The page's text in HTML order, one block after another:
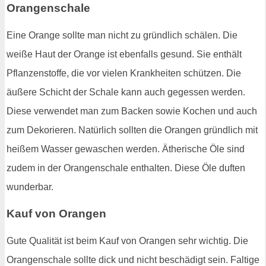
Orangenschale
Eine Orange sollte man nicht zu gründlich schälen. Die
weiße Haut der Orange ist ebenfalls gesund. Sie enthält
Pflanzenstoffe, die vor vielen Krankheiten schützen. Die
äußere Schicht der Schale kann auch gegessen werden.
Diese verwendet man zum Backen sowie Kochen und auch
zum Dekorieren. Natürlich sollten die Orangen gründlich mit
heißem Wasser gewaschen werden. Ätherische Öle sind
zudem in der Orangenschale enthalten. Diese Öle duften
wunderbar.
Kauf von Orangen
Gute Qualität ist beim Kauf von Orangen sehr wichtig. Die
Orangenschale sollte dick und nicht beschädigt sein. Faltige